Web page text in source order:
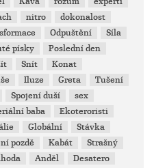
nitro
dokonalost
Odpuštění
Síla
písky
Poslední den
Snít
Konat
Iluze Greta
Tušení
Spojení duší
sex
baba
Ekoteroristi
Globální
Stávka
pozdě Kabát
Strašný
Anděl
Desatero